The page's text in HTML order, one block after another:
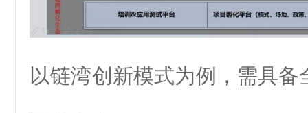
以链湾创新模式为例，需具